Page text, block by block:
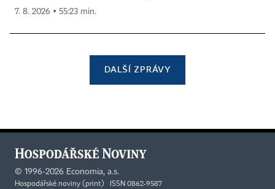
7. 8. 2026 ▪ 55:23 min.
DALŠÍ ZPRÁVY
© 1996-2026 Economia, a.s.
Hospodářské noviny (print) ISSN 0862-9587